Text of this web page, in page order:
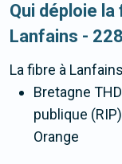
Qui déploie
Lanfains -
La fibre à Lanfains
Bretagne
publique
Orange